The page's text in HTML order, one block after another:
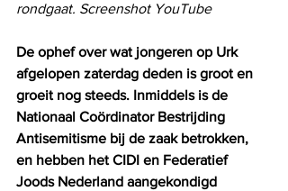
rondgaat. Screenshot YouTube
De ophef over wat jongeren op Urk
afgelopen zaterdag deden is groot en
groeit nog steeds. Inmiddels is de
Nationaal Coördinator Bestrijding
Antisemitisme bij de zaak betrokken,
en hebben het CIDI en Federatief
Joods Nederland aangekondigd